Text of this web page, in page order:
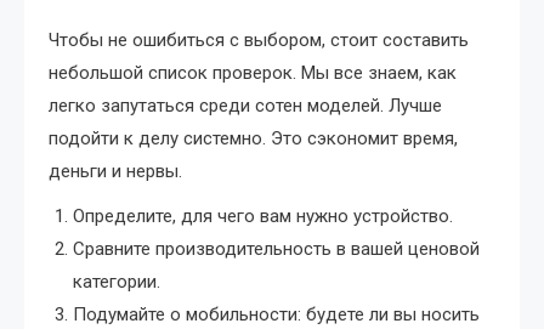
Чтобы не ошибиться с выбором, стоит составить
небольшой список проверок. Мы все знаем, как
легко запутаться среди сотен моделей. Лучше
подойти к делу системно. Это сэкономит время,
деньги и нервы.
Определите, для чего вам нужно устройство.
Сравните производительность в вашей ценовой
категории.
Подумайте о мобильности: будете ли вы носить